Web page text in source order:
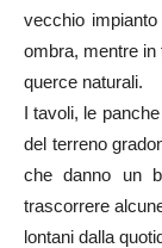
vecchio
ombra, mentre
querce naturali.
I tavoli, le
del terreno
che danno un
trascorrere
lontani dalla